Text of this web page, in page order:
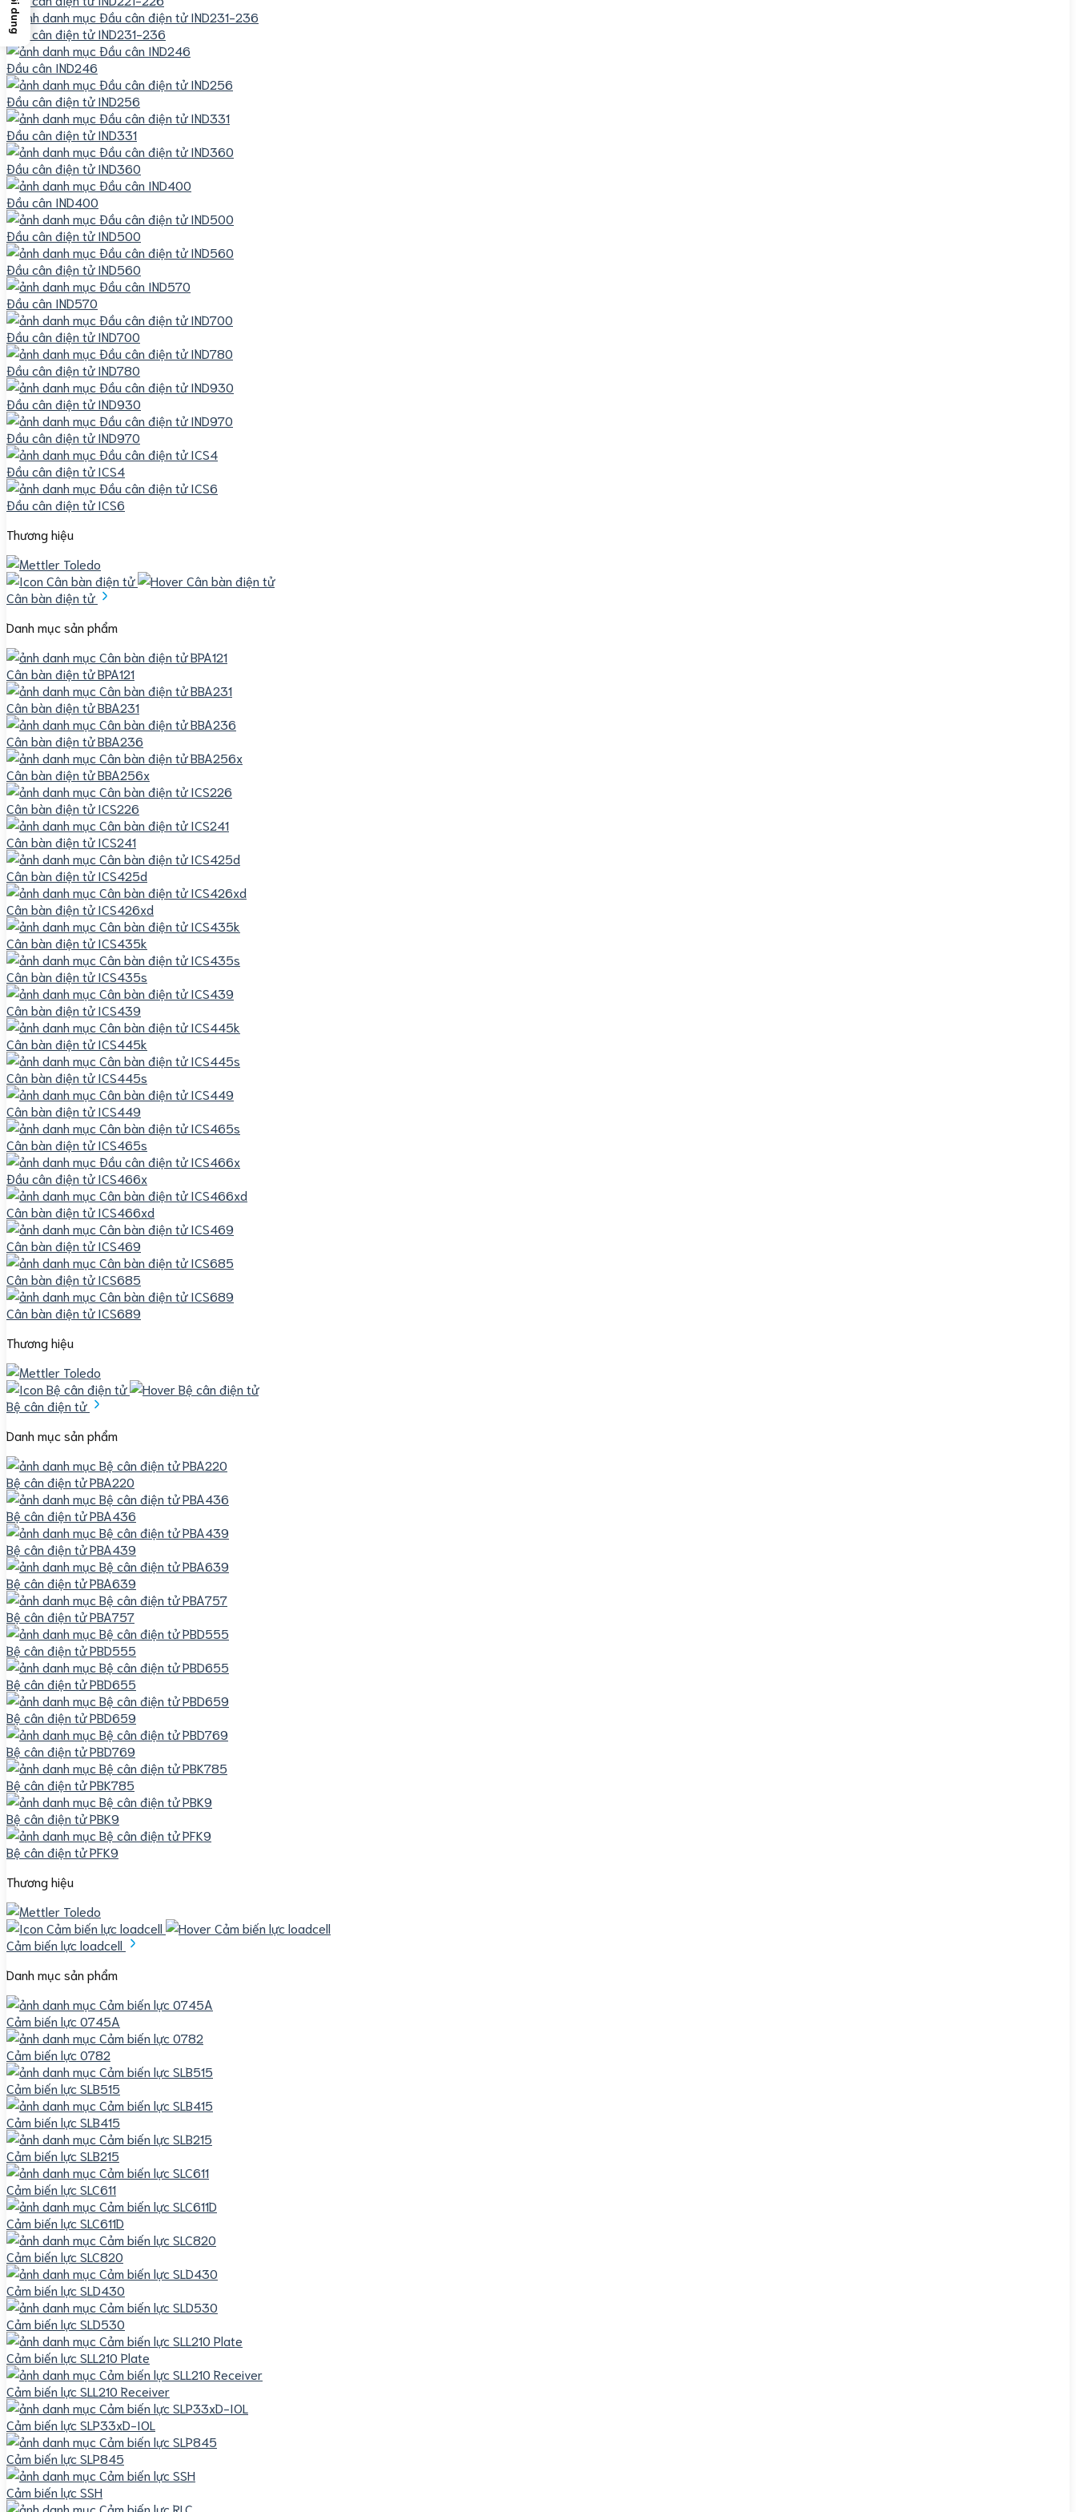
Đầu cân điện tử IND231-236
Đầu cân IND246
Đầu cân điện tử IND256
Đầu cân điện tử IND331
Đầu cân điện tử IND360
Đầu cân IND400
Đầu cân điện tử IND500
Đầu cân điện tử IND560
Đầu cân IND570
Đầu cân điện tử IND700
Đầu cân điện tử IND780
Đầu cân điện tử IND930
Đầu cân điện tử IND970
Đầu cân điện tử ICS4
Đầu cân điện tử ICS6
Thương hiệu
Cân bàn điện tử
Danh mục sản phẩm
Cân bàn điện tử BPA121
Cân bàn điện tử BBA231
Cân bàn điện tử BBA236
Cân bàn điện tử BBA256x
Cân bàn điện tử ICS226
Cân bàn điện tử ICS241
Cân bàn điện tử ICS425d
Cân bàn điện tử ICS426xd
Cân bàn điện tử ICS435k
Cân bàn điện tử ICS435s
Cân bàn điện tử ICS439
Cân bàn điện tử ICS445k
Cân bàn điện tử ICS445s
Cân bàn điện tử ICS449
Cân bàn điện tử ICS465s
Đầu cân điện tử ICS466x
Cân bàn điện tử ICS466xd
Cân bàn điện tử ICS469
Cân bàn điện tử ICS685
Cân bàn điện tử ICS689
Thương hiệu
Bệ cân điện tử
Danh mục sản phẩm
Bệ cân điện tử PBA220
Bệ cân điện tử PBA436
Bệ cân điện tử PBA439
Bệ cân điện tử PBA639
Bệ cân điện tử PBA757
Bệ cân điện tử PBD555
Bệ cân điện tử PBD655
Bệ cân điện tử PBD659
Bệ cân điện tử PBD769
Bệ cân điện tử PBK785
Bệ cân điện tử PBK9
Bệ cân điện tử PFK9
Thương hiệu
Cảm biến lực loadcell
Danh mục sản phẩm
Cảm biến lực 0745A
Cảm biến lực 0782
Cảm biến lực SLB515
Cảm biến lực SLB415
Cảm biến lực SLB215
Cảm biến lực SLC611
Cảm biến lực SLC611D
Cảm biến lực SLC820
Cảm biến lực SLD430
Cảm biến lực SLD530
Cảm biến lực SLL210 Plate
Cảm biến lực SLL210 Receiver
Cảm biến lực SLP33xD-IOL
Cảm biến lực SLP845
Cảm biến lực SSH